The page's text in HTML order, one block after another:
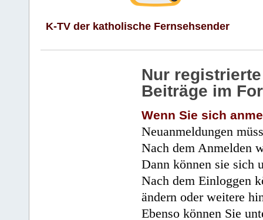
K-TV der katholische Fernsehsender
Nur
Beiträge im
Wenn Sie sich
Neuanmeldungen
Nach dem Anmelden
Dann können sie sich
Nach dem Einloggen
ändern oder weitere
Ebenso können Sie